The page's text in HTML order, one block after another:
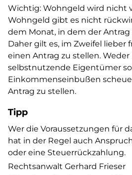
Wichtig: Wohngeld wird nicht
Wohngeld gibt es nicht
dem Monat, in dem der
Daher gilt es, im Zweifel lieber
einen Antrag zu stellen.
selbstnutzende Eigentümer
Einkommenseinbußen
Antrag zu stellen.
Tipp
Wer die Voraussetzungen für
hat in der Regel auch
oder eine Steuerrückzahlung.
Rechtsanwalt Gerhard Frieser